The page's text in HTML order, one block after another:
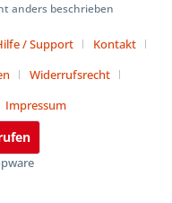
anders beschrieben
/ Support
Kontakt
Widerrufsrecht
Impressum